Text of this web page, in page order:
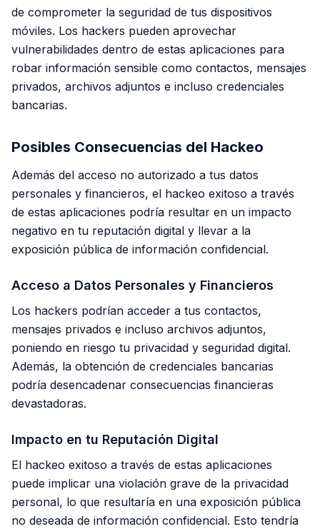
de comprometer la seguridad de tus dispositivos
móviles. Los hackers pueden aprovechar
vulnerabilidades dentro de estas aplicaciones para
robar información sensible como contactos, mensajes
privados, archivos adjuntos e incluso credenciales
bancarias.
Posibles Consecuencias del Hackeo
Además del acceso no autorizado a tus datos
personales y financieros, el hackeo exitoso a través
de estas aplicaciones podría resultar en un impacto
negativo en tu reputación digital y llevar a la
exposición pública de información confidencial.
Acceso a Datos Personales y Financieros
Los hackers podrían acceder a tus contactos,
mensajes privados e incluso archivos adjuntos,
poniendo en riesgo tu privacidad y seguridad digital.
Además, la obtención de credenciales bancarias
podría desencadenar consecuencias financieras
devastadoras.
Impacto en tu Reputación Digital
El hackeo exitoso a través de estas aplicaciones
puede implicar una violación grave de la privacidad
personal, lo que resultaría en una exposición pública
no deseada de información confidencial. Esto tendría